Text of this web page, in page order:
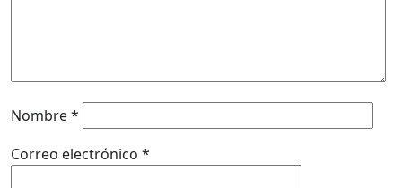
Nombre*
Correo electrónico *